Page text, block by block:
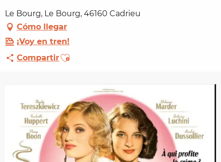
Le Bourg, Le Bourg, 46160 Cadrieu
Cómo llegar
¡Voy en tren!
CompartirAjouter aux favoris